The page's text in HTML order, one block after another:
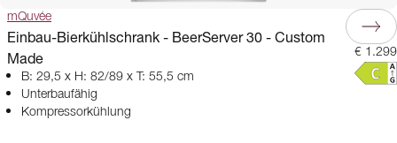
mQuvée
Einbau-Bierkühlschrank - BeerServer 30 - Custom
Made
B: 29,5 x H: 82/89 x T: 55,5 cm
Unterbaufähig
Kompressorkühlung
€ 1.299